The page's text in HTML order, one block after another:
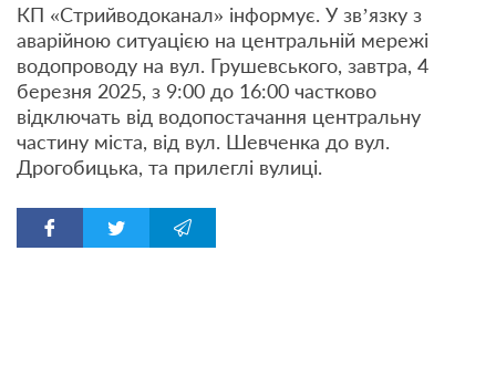
КП «Стрийводоканал» інформує. У зв’язку з
аварійною ситуацією на центральній мережі
водопроводу на вул. Грушевського, завтра, 4
березня 2025, з 9:00 до 16:00 частково
відключать від водопостачання центральну
частину міста, від вул. Шевченка до вул.
Дрогобицька, та прилеглі вулиці.